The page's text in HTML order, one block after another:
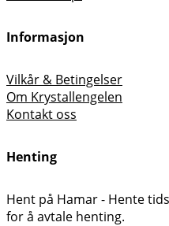
Informasjon
Vilkår & Betingelser
Om Krystallengelen
Kontakt oss
Henting
Hent på Hamar - Hente
for å avtale henting.